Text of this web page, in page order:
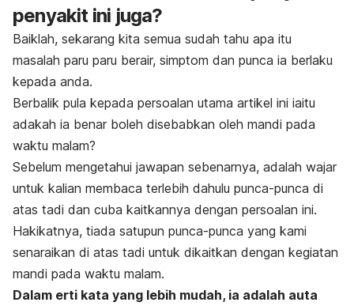
penyakit ini juga?
Baiklah, sekarang kita semua sudah tahu apa itu
masalah paru paru berair, simptom dan punca ia berlaku
kepada anda.
Berbalik pula kepada persoalan utama artikel ini iaitu
adakah ia benar boleh disebabkan oleh mandi pada
waktu malam?
Sebelum mengetahui jawapan sebenarnya, adalah wajar
untuk kalian membaca terlebih dahulu punca-punca di
atas tadi dan cuba kaitkannya dengan persoalan ini.
Hakikatnya, tiada satupun punca-punca yang kami
senaraikan di atas tadi untuk dikaitkan dengan kegiatan
mandi pada waktu malam.
Dalam erti kata yang lebih mudah, ia adalah auta